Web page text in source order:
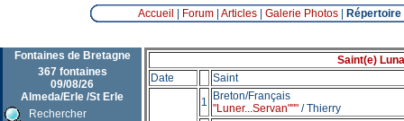
Accueil Forum| Articles| Galerie Photos|
Fontaines de Bretagne
367 fontaines
09/08/26
Almeda/Erle /St Erle
Rechercher
Saint(e)
Date
Saint
1
Breton/Français
"Luner...Servan""" / Thierry